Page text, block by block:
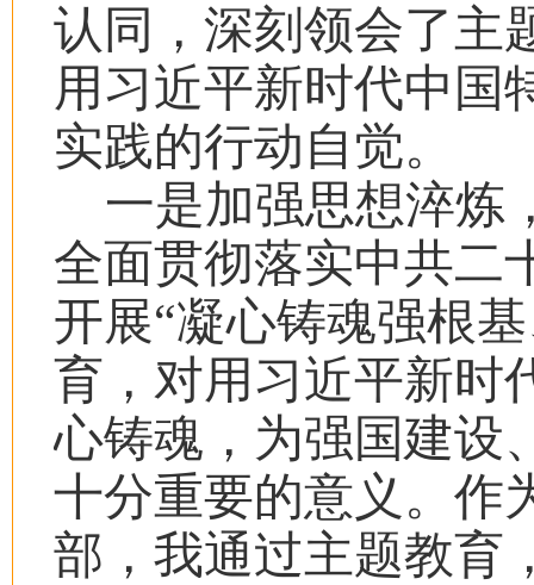
认同，深刻领会了主
用习近平新时代中国
实践的行动自觉。
一是加强思想淬炼
全面贯彻落实中共二
开展“凝心铸魂强根
育，对用习近平新时
心铸魂，为强国建设
十分重要的意义。作
部，我通过主题教育